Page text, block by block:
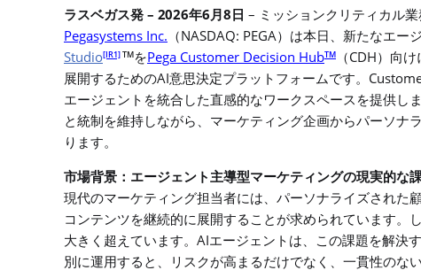
ラスベガス発– 2026年6 月 8 日 – ミッションクリティカル
Pegasystems Inc. （NASDAQ: PEGA） は本日、新たなエー
Studio[IR1] TMをPega Customer Decision HubTM （CDH） 向け
展開するためのAI意思決定プラットフォームです。
エージェントを統合した直感的なワークスペースを提供し
と統制を維持しながら、マーケティング企画からパーソナ
ります。
市場背景：エージェント主導型マーケティングの現実的な
現代のマーケティング担当者には、パーソナライズされた
コンテンツを継続的に展開することが求められています。
大きく超えています。 AIエージェントは、この課題を解決
別に運用すると、リスクが高まるだけでなく、一貫性のな